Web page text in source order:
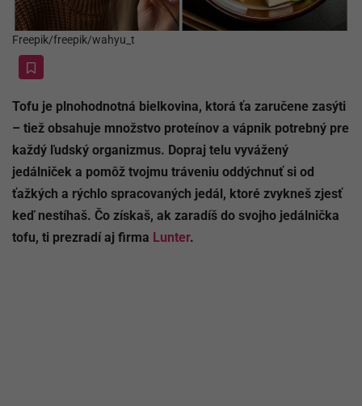
Freepik/freepik/wahyu_t
Tofu je plnohodnotná bielkovina, ktorá ťa zaručene zasýti
– tiež obsahuje množstvo proteínov a vápnik potrebný pre
každý ľudský organizmus. Dopraj telu vyvážený
jedálniček a pomôž tvojmu tráveniu oddýchnuť si od
ťažkých a rýchlo spracovaných jedál, ktoré zvykneš zjesť
keď nestíhaš. Čo získaš, ak zaradíš do svojho jedálnička
tofu, ti prezradí aj firma Lunter.